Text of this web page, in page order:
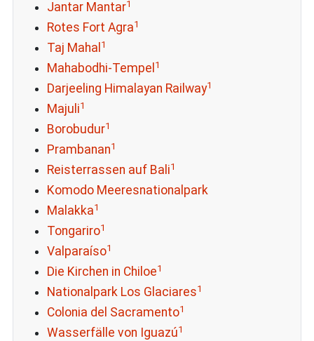
Jantar Mantar1
Rotes Fort Agra1
Taj Mahal 1
Mahabodhi-Tempel 1
Darjeeling Himalayan Railway1
Majuli1
Borobudur1
Prambanan1
Reisterrassen auf Bali1
Komodo Meeresnationalpark
Malakka1
Tongariro1
Valparaíso1
Die Kirchen in Chiloe1
Nationalpark Los Glaciares1
Colonia del Sacramento1
Wasserfälle von Iguazú1